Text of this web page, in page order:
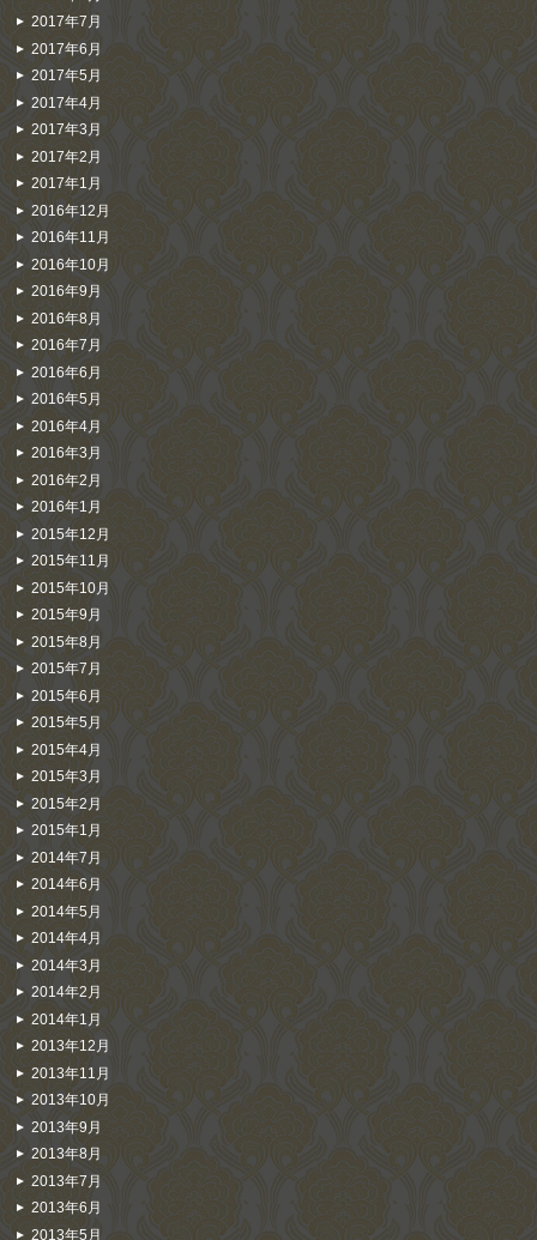
2017年7月
2017年6月
2017年5月
2017年4月
2017年3月
2017年2月
2017年1月
2016年12月
2016年11月
2016年10月
2016年9月
2016年8月
2016年7月
2016年6月
2016年5月
2016年4月
2016年3月
2016年2月
2016年1月
2015年12月
2015年11月
2015年10月
2015年9月
2015年8月
2015年7月
2015年6月
2015年5月
2015年4月
2015年3月
2015年2月
2015年1月
2014年7月
2014年6月
2014年5月
2014年4月
2014年3月
2014年2月
2014年1月
2013年12月
2013年11月
2013年10月
2013年9月
2013年8月
2013年7月
2013年6月
2013年5月